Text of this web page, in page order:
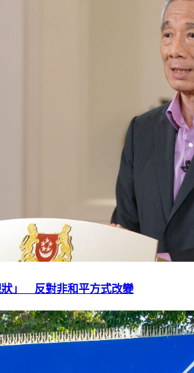
狀」 反對非和平方式改變